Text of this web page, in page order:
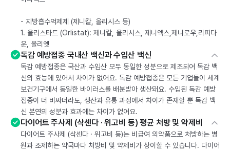
- 지방흡수억제제 (제니칼, 올리시스 등)
1. 올리스타트 (Orlistat): 제니칼, 올리시스, 제니엑스,제니로우,리피다
운, 올리엣
독감 예방접종 국내산 백신과 수입산 백신
독감 예방접종은 국산과 수입산 모두 동일한 성분으로 제조되어 독감 백
신의 효능에 있어서 차이가 없어요. 독감 예방접종은 모든 기업들이 세계
보건기구에서 동일한 바이러스를 배분받아 생산돼요. 수입된 독감 예방
접종이 더 비싸더라도, 생산과 유통 과정에서 차이가 존재할 뿐 독감 백
신 본연의 성분과 효과에는 차이가 없어요.
다이어트 주사제 (삭센다 · 위고비 등) 평균 처방 및 약제비
다이어트 주사제 (삭센다 · 위고비 등)는 비급여 의약품으로 처방하는 병
원과 조제하는 약국마다 처방비 및 약제비가 상이할 수 있습니다. 다이어